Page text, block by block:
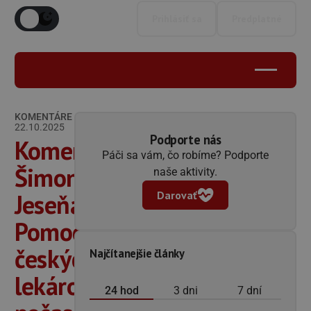
KOMENTÁRE
22.10.2025
Komentár
Šimona
Jeseňáka:
Pomoc
českých
lekárov
Podporte nás
Páči sa vám, čo robíme? Podporte
naše aktivity.
Darovať
Najčítanejšie články
24 hod 3 dni 7 dní